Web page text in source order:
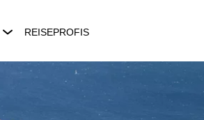
REISEPROFIS